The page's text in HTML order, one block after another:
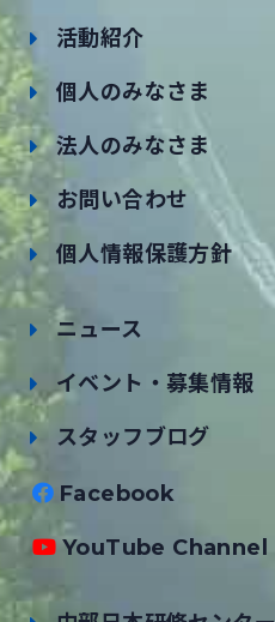
活動紹介
個人のみなさま
法人のみなさま
お問い合わせ
個人情報保護方針
ニュース
イベント・募集情報
スタッフブログ
Facebook
YouTube Channel